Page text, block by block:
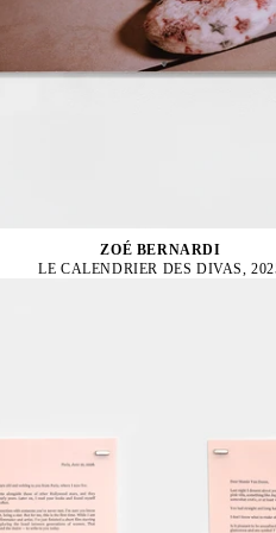
ZOÉ BERNARDI
LE CALENDRIER DES DIVAS,